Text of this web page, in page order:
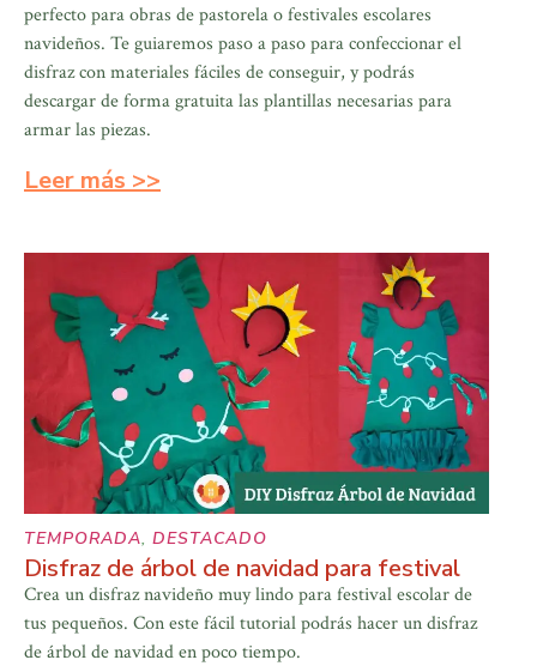
perfecto para obras de pastorela o festivales escolares
navideños. Te guiaremos paso a paso para confeccionar el
disfraz con materiales fáciles de conseguir, y podrás
descargar de forma gratuita las plantillas necesarias para
armar las piezas.
Leer más >>
TEMPORADA, DESTACADO
Disfraz de árbol de navidad para festival
Crea un disfraz navideño muy lindo para festival escolar de
tus pequeños. Con este fácil tutorial podrás hacer un disfraz
de árbol de navidad en poco tiempo.